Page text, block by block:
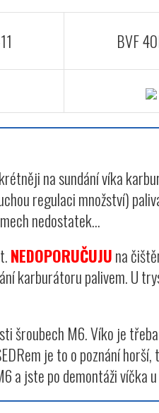
BVF
na sundání víka
regulaci množství)
nedostatek...
NEDOPORUČUJUna
karburátoru palivem. U
šroubech M6. Víko je
je to o poznání
a jste po demontáži víčka